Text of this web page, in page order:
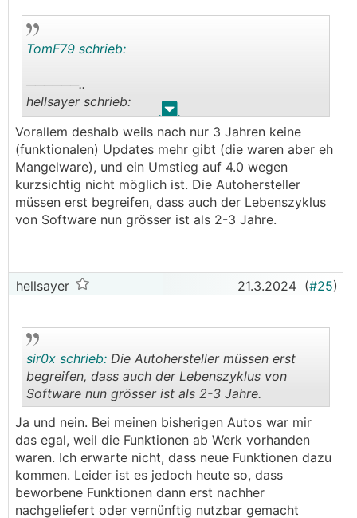
. .
TomF79 schrieb:
──────..
hellsayer schrieb:
Software Mal außen vor😃
───────────────
Ab Software 3.2 die seit Mitte 2023 drauf ist
funktioniert soweit alles einwandfrei, konnte
nichts negatives feststellen.
Vorallem deshalb weils nach nur 3 Jahren keine
(funktionalen) Updates mehr gibt (die waren aber eh
Mangelware), und ein Umstieg auf 4.0 wegen
kurzsichtig nicht möglich ist. Die Autohersteller
müssen erst begreifen, dass auch der Lebenszyklus
von Software nun grösser ist als 2-3 Jahre.
hellsayer 21.3.2024 (#25)
.
sir0x schrieb: Die Autohersteller müssen erst
begreifen, dass auch der Lebenszyklus von
Software nun grösser ist als 2-3 Jahre.
Ja und nein. Bei meinen bisherigen Autos war mir
das egal, weil die Funktionen ab Werk vorhanden
waren. Ich erwarte nicht, dass neue Funktionen dazu
kommen. Leider ist es jedoch heute so, dass
beworbene Funktionen dann erst nachher
nachgeliefert oder vernünftig nutzbar gemacht